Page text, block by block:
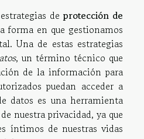
de protección de
forma en que gestionamos
Una de estas estrategias
, un término técnico que
de la información para
puedan acceder a
datos es una herramienta
nuestra privacidad, ya que
íntimos de nuestras vidas